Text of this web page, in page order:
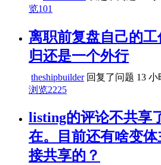
览101
离职前复盘自己的
归还是一个外行
theshipbuilder回复了问题 13 小
浏览2225
listing的评论不共享
在。目前还有啥变
接共享的？